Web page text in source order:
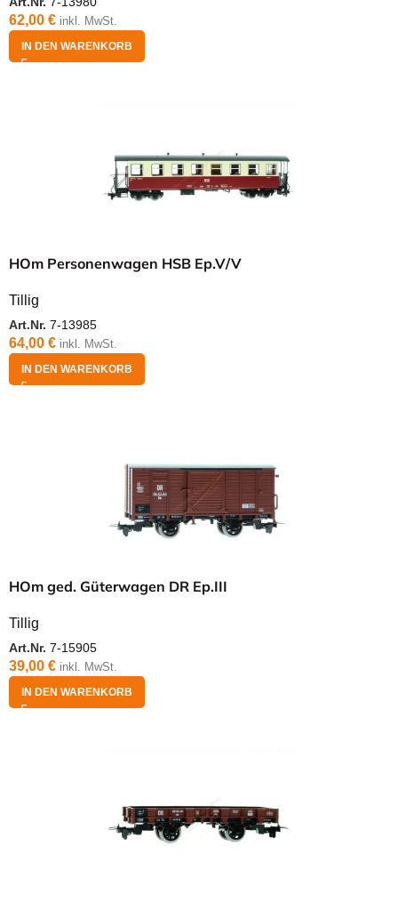
62,00 € inkl. MwSt.
IN DEN WARENKORB
HOm Personenwagen HSB Ep.V/V
Tillig
Art.Nr. 7-13985
64,00 € inkl. MwSt.
IN DEN WARENKORB
HOm ged. Güterwagen DR Ep.III
Tillig
Art.Nr. 7-15905
39,00 € inkl. MwSt.
IN DEN WARENKORB